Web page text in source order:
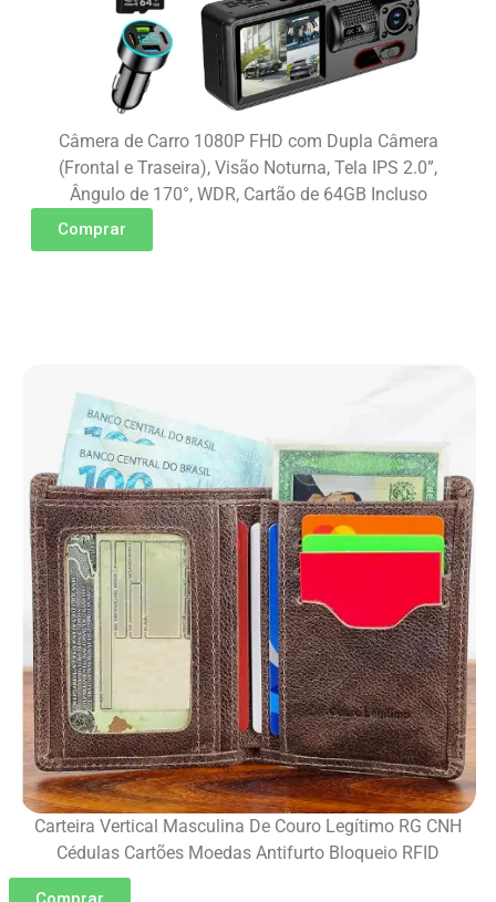
Câmera de Carro 1080P FHD com Dupla Câmera
(Frontal e Traseira), Visão Noturna, Tela IPS 2.0”,
Ângulo de 170°, WDR, Cartão de 64GB Incluso
Comprar
Carteira Vertical Masculina De Couro Legítimo RG CNH
Cédulas Cartões Moedas Antifurto Bloqueio RFID